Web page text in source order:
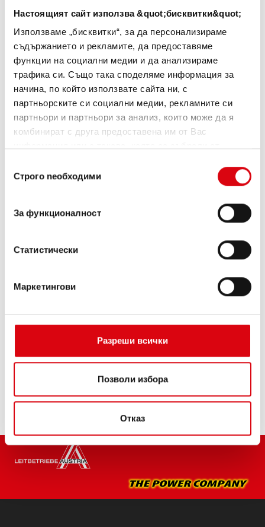
Настоящият сайт използва &quot;бисквитки&quot;
Използваме „бисквитки“, за да персонализираме
съдържанието и рекламите, да предоставяме
функции на социални медии и да анализираме
трафика си. Също така споделяме информация за
начина, по който използвате сайта ни, с
партньорските си социални медии, рекламните си
партньори и партньори за анализ, които може да я
комбинират с друга предоставена им от Вас
наСтрого nеобходими
За функционалност
Статистически
Маркетингови
Разреши всички
Позволи избора
Отказ
с висока потребност от електрическа
енергия или изисквания за студент старт.
ИНФОРМАЦИЯ ЗА ИЗДЕЛИЯТА >
Най-добрите и мощни акумулатори Banner.
изискванията на водещи европейски
Качество на оригинал за дооборудване.
Купете този акумулатор: